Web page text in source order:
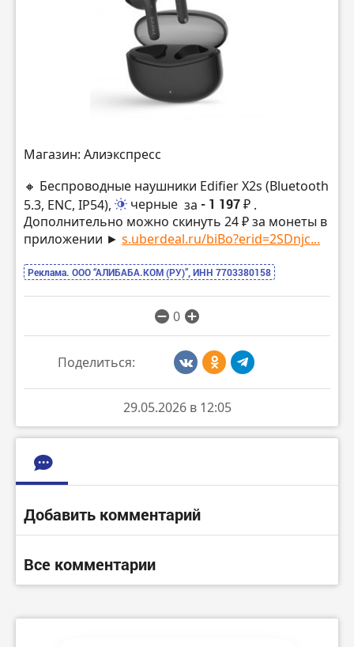
Магазин: Алиэкспресс
🔸 Беспроводные наушники Edifier X2s (Bluetooth
5.3, ENC, IP54),
черные за - 1 197 ₽ .
Дополнительно можно скинуть 24 ₽ за монеты в
приложении ► s.uberdeal.ru/biBo?erid=2SDnjc...
Реклама. ООО “АЛИБАБА.КОМ (РУ)”, ИНН 7703380158
0
Поделиться:
29.05.2026 в 12:05
Добавить комментарий
Все комментарии